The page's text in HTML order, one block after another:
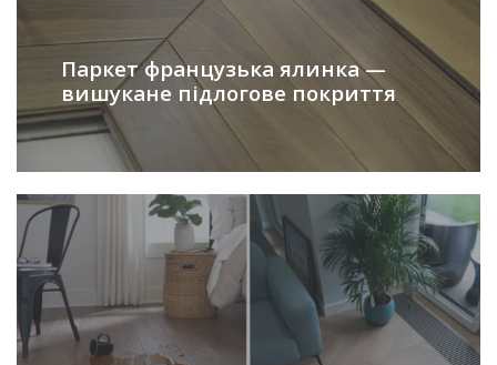
Паркет французька ялинка —
вишукане підлогове покриття